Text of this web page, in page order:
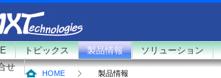
トピックス 製品情報 ソリューション
せ
HOME 製品情報